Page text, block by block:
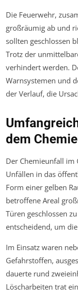
Die Feuerwehr,
großräumig ab und
sollten geschlossen
Trotz der
verhindert werden.
Warnsystemen und
der Verlauf, die
dem
Der Chemieunfall im
Unfällen in das
Form einer gelben
betroffene Areal
Türen geschlossen zu
entscheidend, um
Im Einsatz waren
Gefahrstoffen,
dauerte rund
Löscharbeiten trat